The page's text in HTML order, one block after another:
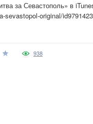
за Севастополь» в
original/
938